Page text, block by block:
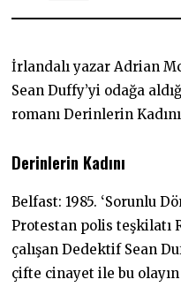
.
.
2
0
2
2
İrlandalı yazar Adrian
Sean Duffy’yi odağa
romanı Derinlerin
Derinlerin Kadını
Belfast: 1985. ‘Sorunlu
Protestan polis teşkilatı
çalışan Dedektif Sean
çifte cinayet ile bu